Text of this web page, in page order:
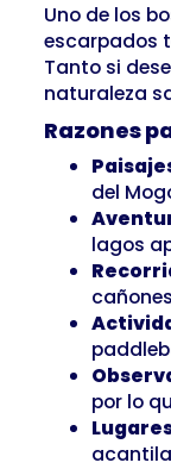
Uno de los
escarpados
Tanto si
naturaleza
Razones
del
lagos
por lo